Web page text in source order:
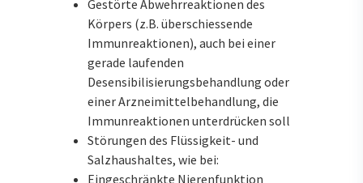
Gestörte Abwehrreaktionen des
Körpers (z.B. überschiessende
Immunreaktionen), auch bei einer
gerade laufenden
Desensibilisierungsbehandlung oder
einer Arzneimittelbehandlung, die
Immunreaktionen unterdrücken soll
Störungen des Flüssigkeit- und
Salzhaushaltes, wie bei:
Eingeschränkte Nierenfunktion